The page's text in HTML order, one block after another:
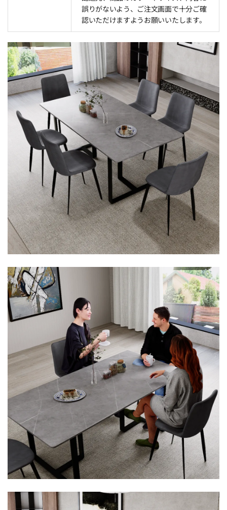
誤りがないよう、ご注文画面で十分ご確
認いただけますようお願いいたします。